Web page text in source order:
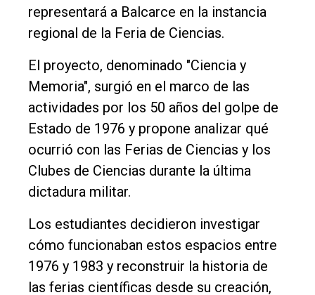
representará a Balcarce en la instancia
regional de la Feria de Ciencias.
El proyecto, denominado "Ciencia y
Memoria", surgió en el marco de las
actividades por los 50 años del golpe de
Estado de 1976 y propone analizar qué
ocurrió con las Ferias de Ciencias y los
Clubes de Ciencias durante la última
dictadura militar.
Los estudiantes decidieron investigar
cómo funcionaban estos espacios entre
1976 y 1983 y reconstruir la historia de
las ferias científicas desde su creación,